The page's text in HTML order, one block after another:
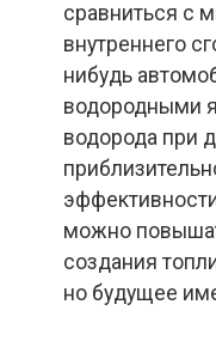
сравниться с
внутреннего
нибудь
водородными
водорода при
можно
создания
но будущее